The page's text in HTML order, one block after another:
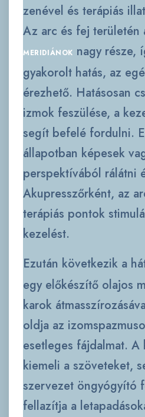
zenével és terápiás
Az arc és fej területén
MERIDIÁNOK nagy része,
gyakorolt hatás, az
érezhető. Hatásosan
izmok feszülése, a
segít befelé fordulni.
állapotban képesek
perspektívából rálátni
Akupresszőrként, az
terápiás pontok
kezelést.
Ezután következik a
egy előkészítő olajos
karok
oldja az
esetleges fájdalmat. A
kiemeli a szöveteket,
szervezet öngyógyító
fellazítja a